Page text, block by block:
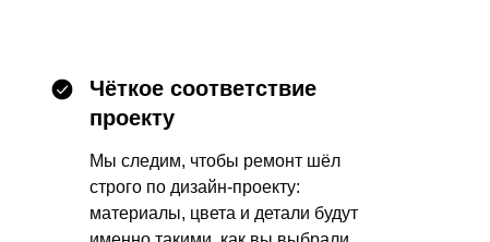
Чёткое соответствие
проекту
Мы следим, чтобы ремонт шёл
строго по дизайн-проекту:
материалы, цвета и детали будут